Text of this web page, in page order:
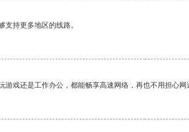
持更多地区的线路。
戏还是工作办公，都能畅享高速网络，再也不用担心